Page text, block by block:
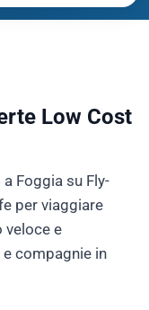
Low Cost
Foggia su Fly-
per viaggiare
veloce e
e compagnie in